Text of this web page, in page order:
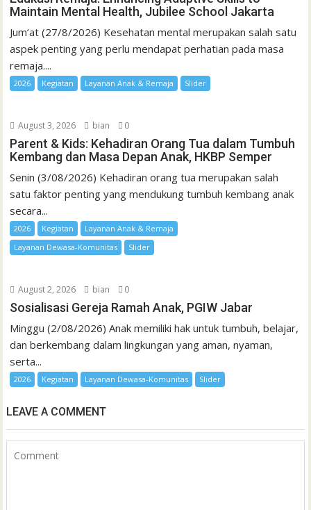
Maintain Mental Health, Jubilee School Jakarta
Jum’at (27/8/2026) Kesehatan mental merupakan salah satu
aspek penting yang perlu mendapat perhatian pada masa
remaja....
2026 Kegiatan Layanan Anak & Remaja Slider
August 3, 2026 bian 0
Parent & Kids: Kehadiran Orang Tua dalam Tumbuh
Kembang dan Masa Depan Anak, HKBP Semper
Senin (3/08/2026) Kehadiran orang tua merupakan salah
satu faktor penting yang mendukung tumbuh kembang anak
secara...
2026 Kegiatan
Layanan Anak & Remaja
Layanan Dewasa-Komunitas
Slider
August 2, 2026 bian 0
Sosialisasi Gereja Ramah Anak, PGIW Jabar
Minggu (2/08/2026) Anak memiliki hak untuk tumbuh, belajar,
dan berkembang dalam lingkungan yang aman, nyaman,
serta...
2026 Kegiatan Layanan Dewasa-Komunitas Slider
LEAVE A COMMENT